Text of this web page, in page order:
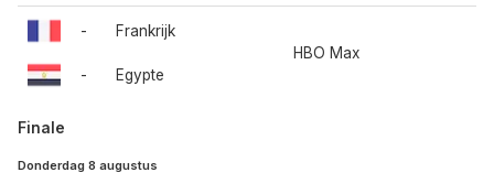
-
-
Frankrijk
Egypte
HBO Max
Finale
Donderdag 8 augustus